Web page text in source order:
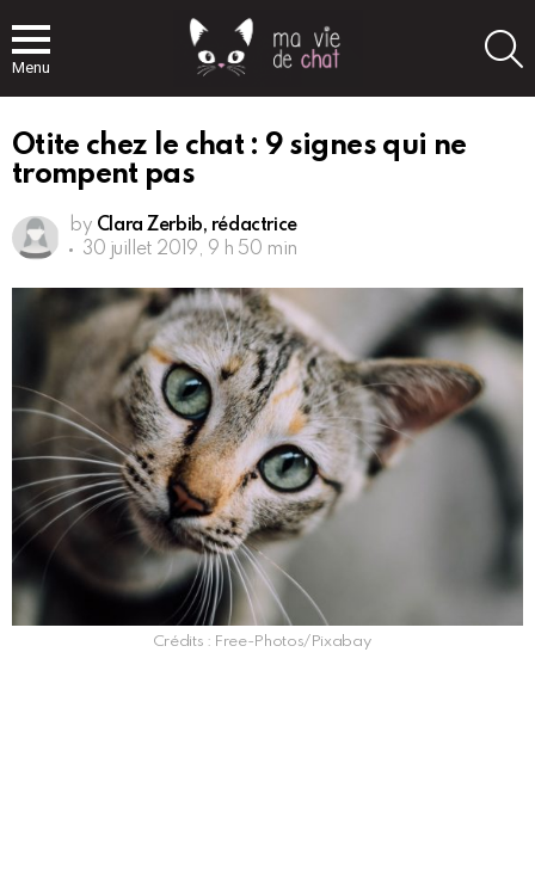
Menu
Otite chez le chat : 9 signes qui ne
trompent pas
by Clara Zerbib, rédactrice
30 juillet 2019, 9 h 50 min
Crédits : Free-Photos/Pixabay